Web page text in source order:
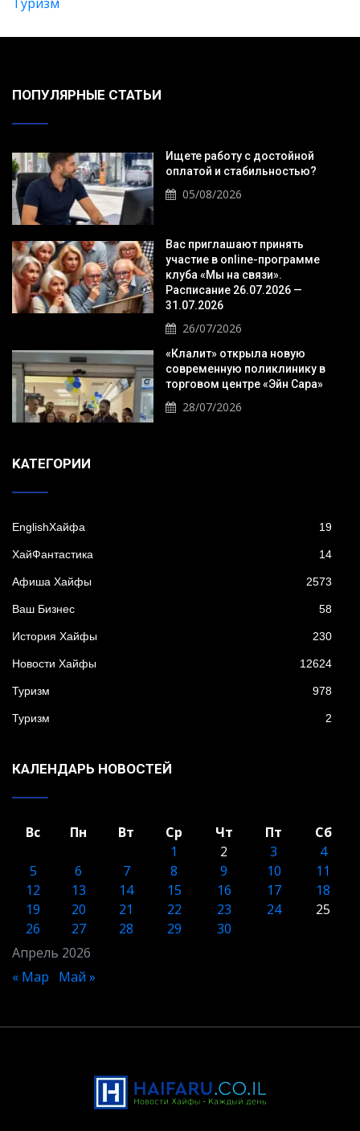
ПОПУЛЯРНЫЕ СТАТЬИ
Ищете работу с достойной
оплатой и стабильностью?
05/08/2026
Вас приглашают принять
участие в online-программе
клуба «Мы на связи».
Расписание 26.07.2026 —
31.07.2026
26/07/2026
«Клалит» открыла новую
современную поликлинику в
торговом центре «Эйн Сара»
28/07/2026
KАТЕГОРИИ
EnglishХайфа 19
XайФантастика 14
Афиша Хайфы 2573
Ваш Бизнес 58
История Хайфы 230
Новости Хайфы 12624
Туризм 978
Туризм 2
КАЛЕНДАРЬ НОВОСТЕЙ
Апрель 2026
Вс Пн Вт Ср Чт Пт
Сб
1
2 3
4
5
6 7 8 9 10
11
12
13 14 15 16 17
18
19
20 21 22 23 24
25
26
27 28 29 30
« Мар Май »